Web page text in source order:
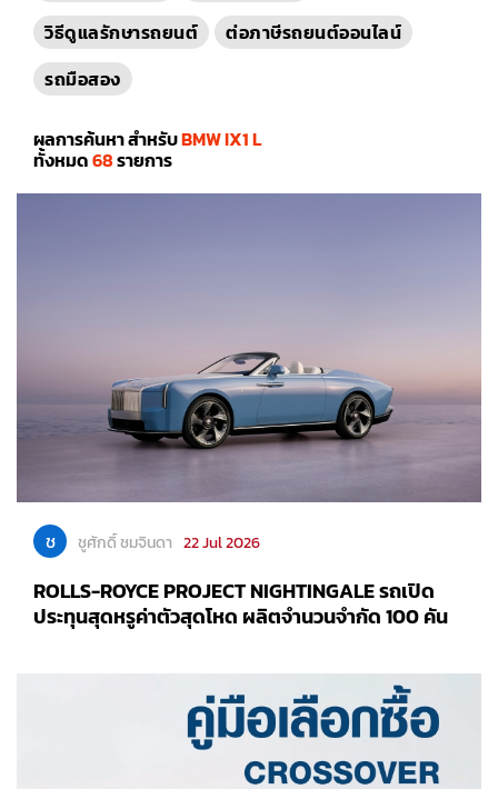
วิธีดูแลรักษารถยนต์
ต่อภาษีรถยนต์ออนไลน์
รถมือสอง
ผลการค้นหา สำหรับBMW IX1 L
ทั้งหมด68รายการ
ช ชูศักดิ์ ชมจินดา 22 Jul 2026
ROLLS-ROYCE PROJECT NIGHTINGALE รถเปิด
ประทุนสุดหรูค่าตัวสุดโหด ผลิตจำนวนจำกัด 100 คัน